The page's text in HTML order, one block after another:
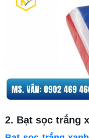
2. Bạt sọc trắng